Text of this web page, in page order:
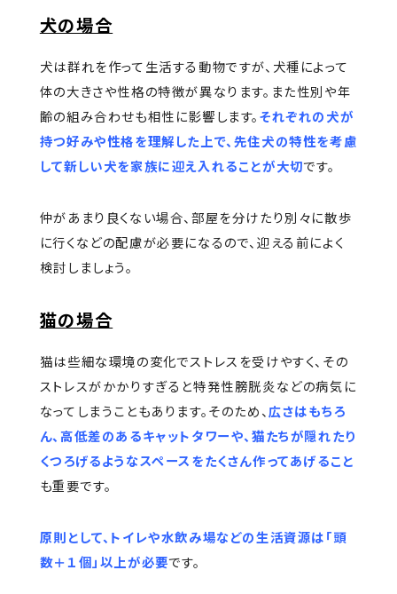
犬の場合
犬は群れを作って生活する動物ですが、犬種によって
体の大きさや性格の特徴が異なります。また性別や年
齢の組み合わせも相性に影響します。 それぞれの犬が
持つ好みや性格を理解した上で、先住犬の特性を考慮
して新しい犬を家族に迎え入れることが大切です。
仲があまり良くない場合、部屋を分けたり別々に散歩
に行くなどの配慮が必要になるので、迎える前によく
検討しましょう。
猫の場合
猫は些細な環境の変化でストレスを受けやすく、その
ストレスがかかりすぎると特発性膀胱炎などの病気に
なってしまうこともあります。そのため、広さはもちろ
ん、高低差のあるキャットタワーや、猫たちが隠れたり
くつろげるようなスペースをたくさん作ってあげること
も重要です。
原則として、トイレや水飲み場などの生活資源は「頭
数＋１個」以上が必要です。